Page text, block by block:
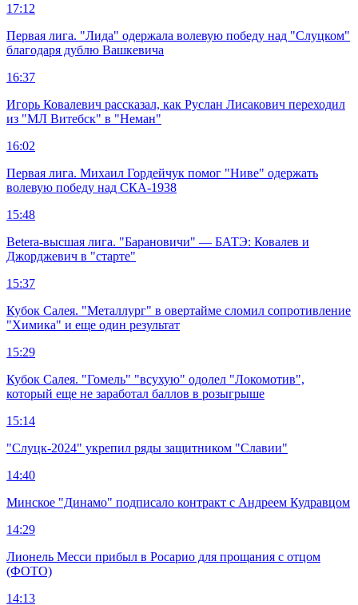
17:12
Первая лига. "Лида" одержала волевую победу над "Слуцком"
благодаря дублю Вашкевича
16:37
Игорь Ковалевич рассказал, как Руслан Лисакович переходил
из "МЛ Витебск" в "Неман"
16:02
Первая лига. Михаил Гордейчук помог "Ниве" одержать
волевую победу над СКА-1938
15:48
Betera-высшая лига. "Барановичи" — БАТЭ: Ковалев и
Джорджевич в "старте"
15:37
Кубок Салея. "Металлург" в овертайме сломил сопротивление
"Химика" и еще один результат
15:29
Кубок Салея. "Гомель" "всухую" одолел "Локомотив",
который еще не заработал баллов в розыгрыше
15:14
"Слуцк-2024" укрепил ряды защитником "Славии"
14:40
Минское "Динамо" подписало контракт с Андреем Кудравцом
14:29
Лионель Месси прибыл в Росарио для прощания с отцом
(ФОТО)
14:13